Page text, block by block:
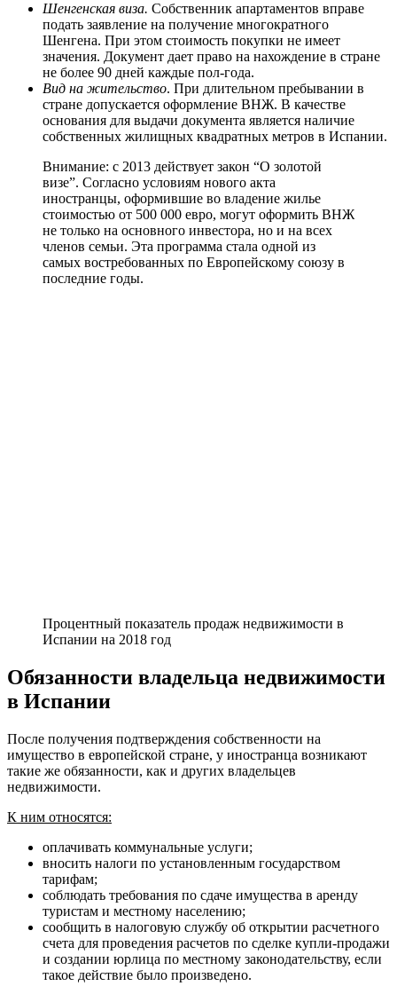
Шенгенская виза. Собственник апартаментов вправе
подать заявление на получение многократного
Шенгена. При этом стоимость покупки не имеет
значения. Документ дает право на нахождение в стране
не более 90 дней каждые пол-года.
Вид на жительство. При длительном пребывании в
стране допускается оформление ВНЖ. В качестве
основания для выдачи документа является наличие
собственных жилищных квадратных метров в Испании.
Внимание: с 2013 действует закон “О золотой
визе”. Согласно условиям нового акта
иностранцы, оформившие во владение жилье
стоимостью от 500 000 евро, могут оформить ВНЖ
не только на основного инвестора, но и на всех
членов семьи. Эта программа стала одной из
самых востребованных по Европейскому союзу в
последние годы.
Процентный показатель продаж недвижимости в
Испании на 2018 год
Обязанности владельца недвижимости
в Испании
После получения подтверждения собственности на
имущество в европейской стране, у иностранца возникают
такие же обязанности, как и других владельцев
недвижимости.
К ним относятся:
оплачивать коммунальные услуги;
вносить налоги по установленным государством
тарифам;
соблюдать требования по сдаче имущества в аренду
туристам и местному населению;
сообщить в налоговую службу об открытии расчетного
счета для проведения расчетов по сделке купли-продажи
и создании юрлица по местному законодательству, если
такое действие было произведено.